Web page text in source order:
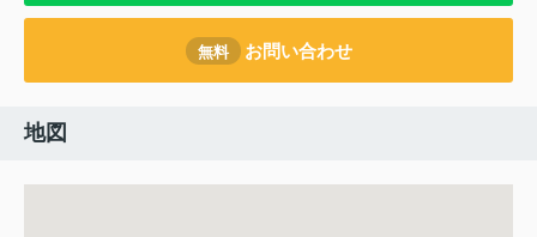
無料 お問い合わせ
地図